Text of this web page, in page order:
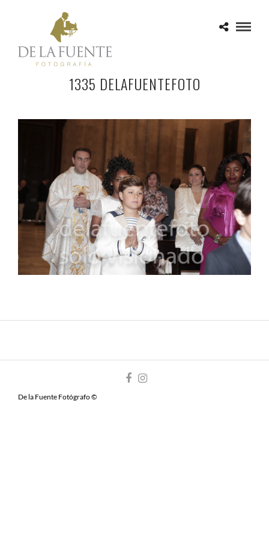
1335 DELAFUENTEFOTO
De la Fuente Fotógrafo ©